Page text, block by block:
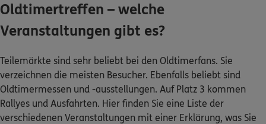
Mo–Sa 7–20 Uhr (gebührenfrei)
ERGO Berater finden
Kundenportal Log-in
Oldtimertreffen – welche
Veranstaltungen gibt es?
Teilemärkte sind sehr beliebt bei den Oldtimerfans. Sie
verzeichnen die meisten Besucher. Ebenfalls beliebt sind
Oldtimermessen und -ausstellungen. Auf Platz 3 kommen
Rallyes und Ausfahrten. Hier finden Sie eine Liste der
verschiedenen Veranstaltungen mit einer Erklärung, was Sie